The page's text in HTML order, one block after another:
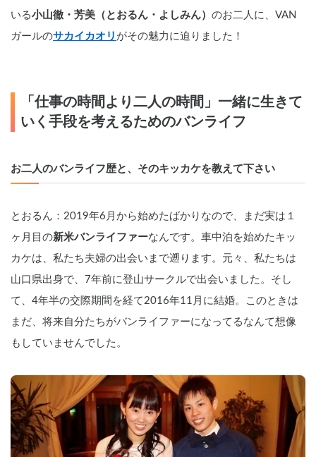
いる小山徹・芳美（とおるん・よしみん） のお二人に、VAN
ガールのサカイカオリ がその魅力に迫りました！
「仕事の時間より二人の時間」一緒に生きて
いく手段を考えるためのバンライフ
お二人のバンライフ歴と、そのキッカケを教えて下さい
とおるん：2019年6月から始めたばかりなので、まだ実は１
ヶ月目の新米バンライファーなんです。車中泊を始めたキッ
カケは、私たち夫婦の出会いまで遡ります。元々、私たちは
山口県出身で、7年前に登山サークルで出会いました。そし
て、4年半の交際期間を経て2016年11月に結婚。このときは
まだ、将来自分たちがバンライファーになってるなんて想像
もしていませんでした。